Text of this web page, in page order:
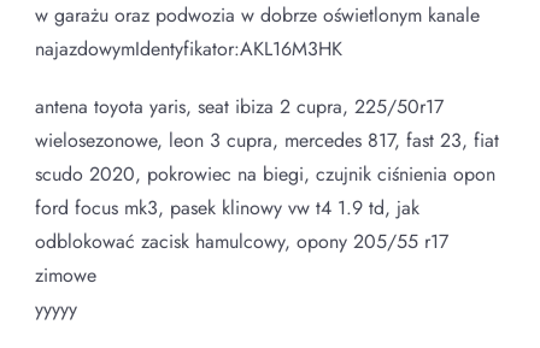
w garażu oraz podwozia w dobrze oświetlonym kanale
najazdowymIdentyfikator:AKL16M3HK
antena toyota yaris, seat ibiza 2 cupra, 225/50r17
wielosezonowe, leon 3 cupra, mercedes 817, fast 23, fiat
scudo 2020, pokrowiec na biegi, czujnik ciśnienia opon
ford focus mk3, pasek klinowy vw t4 1.9 td, jak
odblokować zacisk hamulcowy, opony 205/55 r17
zimowe
yyyyy